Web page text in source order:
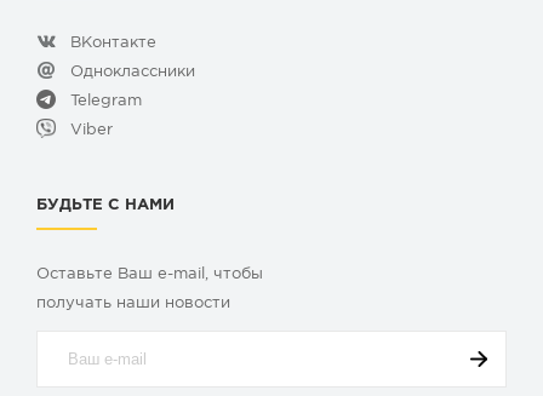
ВКонтакте
Одноклассники
Telegram
Viber
БУДЬТЕ С НАМИ
Оставьте Ваш e-mail, чтобы
получать наши новости